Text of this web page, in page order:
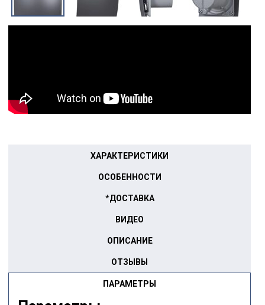
ПАРАМЕТРЫ
ХАРАКТЕРИСТИКИ
ОСОБЕННОСТИ
*ДОСТАВКА
ВИДЕО
ОПИСАНИЕ
ОТЗЫВЫ